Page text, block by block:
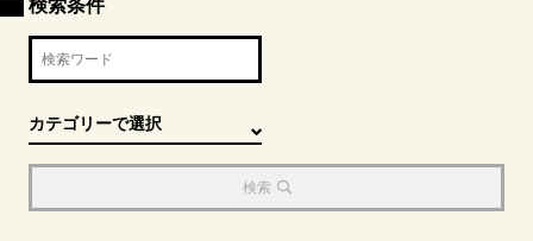
検索条件
検索